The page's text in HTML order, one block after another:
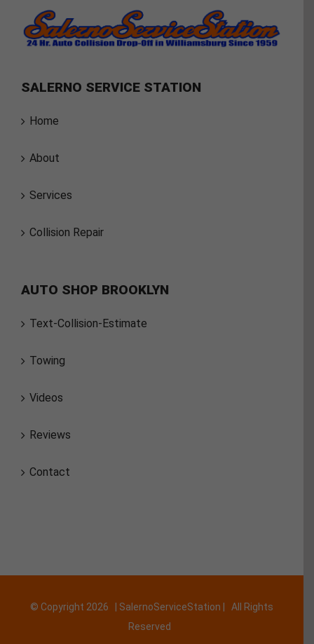
SALERNO SERVICE STATION
Home
About
Services
Collision Repair
AUTO SHOP BROOKLYN
Text-Collision-Estimate
Towing
Videos
Reviews
Contact
© Copyright 2026 | SalernoServiceStation | All Rights
Reserved